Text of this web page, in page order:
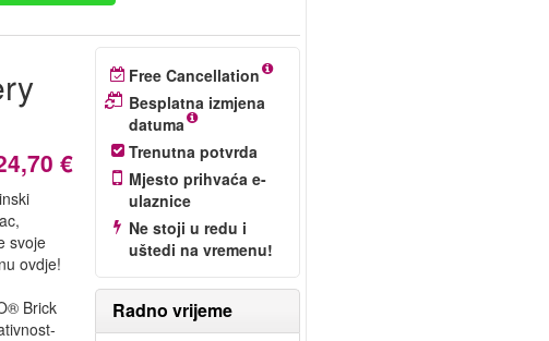
€
svoje
ovdje!
Brick
Free Cancellation
Besplatna izmjena
datuma
Trenutna potvrda
Mjesto prihvaća e-
ulaznice
Ne stoji u redu i
uštedi na vremenu!
Radno vrijeme